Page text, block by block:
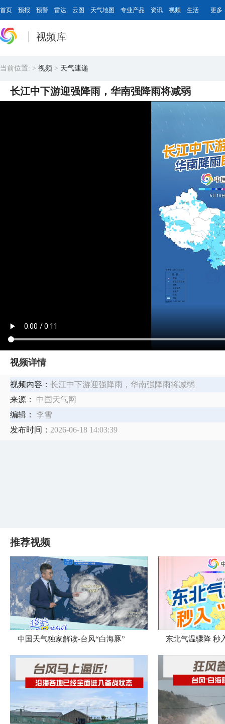
首页 预报 预警 雷达 云图 天气地图 专业产品 资讯 视频 生活 更多
视频库
当前位置: > 视频 > 天气速递
长江中下游迎强降雨，华南强降雨将减弱
视频详情
视频内容： 长江中下游迎强降雨，华南强降雨将减弱
来源：
中国天气网
编辑：
李雪
发布时间： 2026-06-18 14:03:39
推荐视频
中国天气独家解读-台风“白海豚” 东北气温骤降 秒